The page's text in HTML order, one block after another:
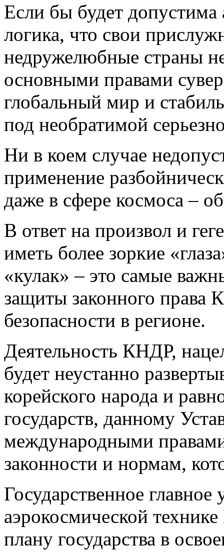
Если бы будет допустима
логика, что свои
недружелюбные страны
основными правами
глобальный мир и
под необратимой
Ни в коем случае
применение
даже в сфере космоса –
В ответ на произвол и
иметь более зоркие
«кулак» – это самые
защиты законного права
безопасности в регионе.
Деятельность КНДР,
будет неустанно
корейского народа и
государств, данному
международными
законности и нормам,
Государственное главное
аэрокосмической
плану государства в